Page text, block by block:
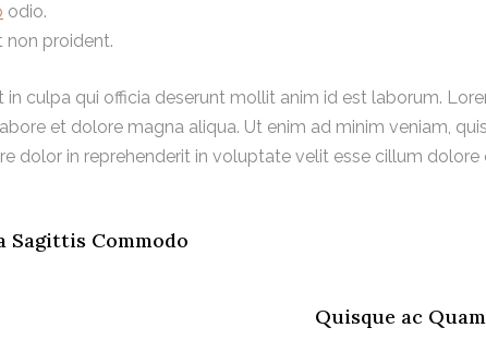
odio.
proident.
culpa qui officia deserunt mollit anim id est laborum.
et dolore magna aliqua. Ut enim ad minim veniam,
dolor in reprehenderit in voluptate velit esse cillum dolore
Sagittis Commodo
Quisque ac